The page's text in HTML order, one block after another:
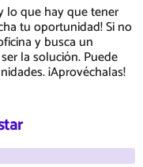
lo que hay que tener
tu oportunidad! Si no
y busca un
la solución. Puede
¡Aprovéchalas!